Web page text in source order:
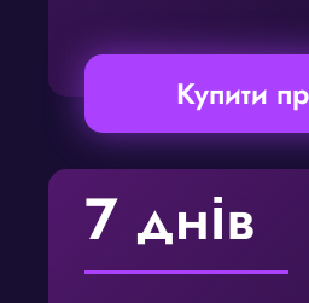
Купити
7 днів